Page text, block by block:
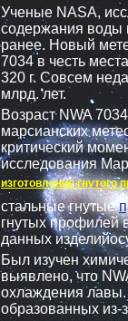
Ученые NASA,
содержания воды
ранее. Новый
7034 в честь
320 г. Совсем
млрд. лет.
Возраст NWA
марсианских
критический
исследования
изготовление гнутого
стальные гнутые
гнутых профилей
данных
Был изучен
выявлено, что
охлаждения
образованных из-